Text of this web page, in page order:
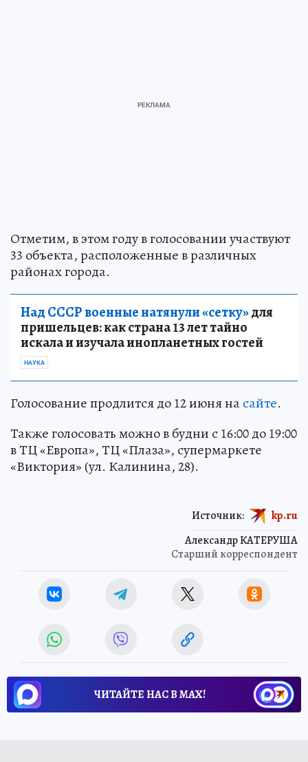
Отметим, в этом году в голосовании участвуют
33 объекта, расположенные в различных
районах города.
Над СССР военные натянули «сетку»для
пришельцев: как страна 13 лет тайно
искала и изучала инопланетных гостей
Голосование продлится до 12 июня насайте.
Также голосовать можно в будни с 16:00 до 19:00
в ТЦ «Европа», ТЦ «Плаза», супермаркете
Александр КАТЕРУША
Источник: kp.ru